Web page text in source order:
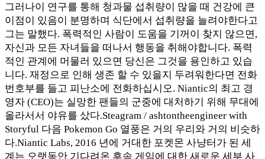
그러나이 연구를 통해 청과물 섭취량이 많을 때 건강에 큰
이점이 있음이 분명하며 식단에서 섭취량을 늘려야한다고
그는 말했다. 폭력적인 사람이 도움을 기꺼이 찾지 않으면,
자신과 모든 자녀들을 떠나서 행동을 취해야합니다. 폭력
적인 관계에 머물러 있으면 당신은 그것을 용인하고 있습
니다. 재정으로 인해 생존 할 수 있을지 두려워한다면 전화
번호부를 들고 피난소에 전화하십시오. Niantic의 최고 경
영자 (CEO)는 실망한 팬들의 군중에 대처하기 위해 무대에
올라서서 야유를 샀다.Steagram / ashtontheengineer with
Storyful 다음 Pokemon Go 열풍은 거의 우리와 거의 비슷하
다.Niantic Labs, 2016 년에 거대한 포켓몬 사냥터가 된 세
계는 오랫동안 기다려온 후속 게임에 대한 새로운 세부 사